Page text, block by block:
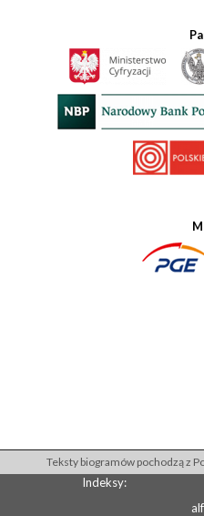
Teksty biogramów pochodzą z
Indeksy: